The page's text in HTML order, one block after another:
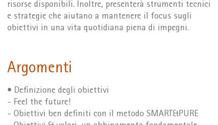
risorse disponibili. Inoltre, presenterà strumenti tecnici
e strategie che aiutano a mantenere il focus sugli
obiettivi in una vita quotidiana piena di impegni.
Argomenti
• Definizione degli obiettivi
- Feel the future!
- Obiettivi ben definiti con il metodo SMART&PURE